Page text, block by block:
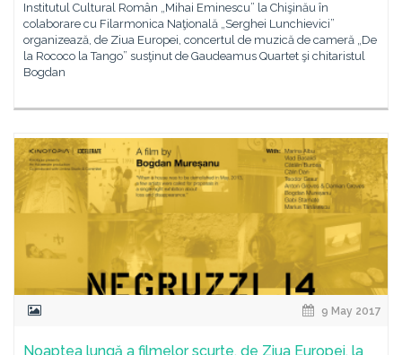
Institutul Cultural Român „Mihai Eminescu” la Chişinău în
colaborare cu Filarmonica Naţională „Serghei Lunchievici”
organizează, de Ziua Europei, concertul de muzică de cameră „De
la Rococo la Tango” susţinut de Gaudeamus Quartet şi chitaristul
Bogdan
9 May 2017
Noaptea lungă a filmelor scurte, de Ziua Europei, la